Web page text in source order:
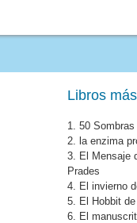
Libros
1. 50
2. la enzima
3. El Mensaje
Prades
4. El invierno
5. El Hobbit
6. El